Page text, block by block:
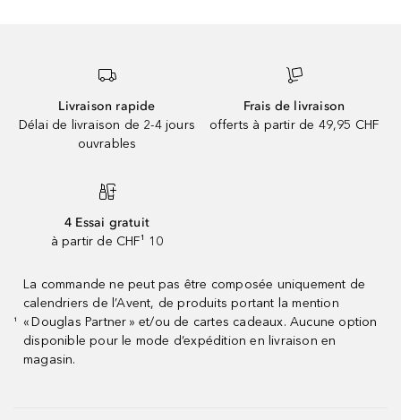
Livraison rapide
Délai de livraison de 2-4 jours
ouvrables
Frais de livraison
offerts à partir de 49,95 CHF
4 Essai gratuit
à partir de CHF¹ 10
¹
La commande ne peut pas être composée uniquement de
calendriers de l’Avent, de produits portant la mention
« Douglas Partner » et/ou de cartes cadeaux. Aucune option
disponible pour le mode d’expédition en livraison en
magasin.